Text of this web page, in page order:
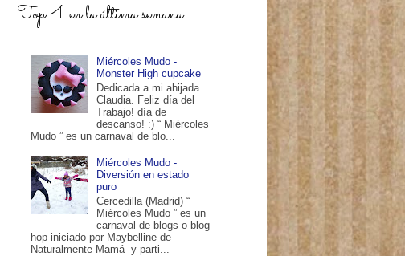
Top 4 en la última semana
Miércoles Mudo -
Monster High cupcake
Dedicada a mi ahijada
Claudia. Feliz día del
Trabajo! día de
descanso! :) “ Miércoles
Mudo ” es un carnaval de blo...
Miércoles Mudo -
Diversión en estado
puro
Cercedilla (Madrid) “
Miércoles Mudo ” es un
carnaval de blogs o blog
hop iniciado por Maybelline de
Naturalmente Mamá y parti...